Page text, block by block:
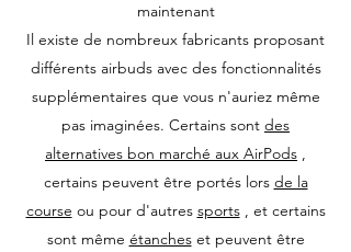
maintenant
Il existe de nombreux fabricants proposant
différents airbuds avec des fonctionnalités
supplémentaires que vous n'auriez même
pas imaginées. Certains sont des
alternatives bon marché aux AirPods ,
certains peuvent être portés lors de la
course ou pour d'autres sports, et certains
sont même étancheset peuvent être